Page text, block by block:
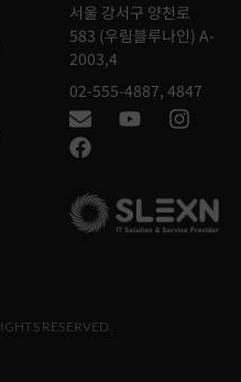
서울 강서구 양천로
583 (우림블루나인) A-
2003,4
02-555-4887, 4847
RESERVED.